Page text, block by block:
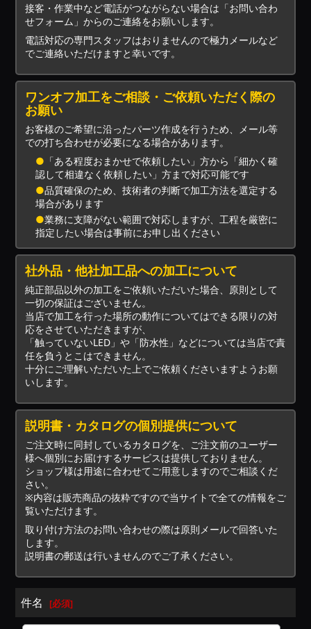
接客・作業中など電話がつながらない場合は「お問い合わ
せフォーム」からのご連絡をお願いします。
電話対応の専門スタッフはおりませんので極力メールなど
でご連絡いただけますと幸いです。
ワンオフ加工をご相談・ご依頼いただく際の
お願い
お客様のご希望に沿ったパーツ作成を行うため、メール等
での打ち合わせが必要になる場合があります。
● 「ある程度おまかせで依頼したい」方から「細かく確
認して相違なく依頼したい」方まで対応可能です
●品質確保のため、技術者の判断で加工方法を選定する
場合があります
●業務に支障がない範囲で対応しますが、工程を厳密に
指定したい場合は事前にお申し出ください
社外品・他社加工品への加工について
純正部品以外の加工をご依頼いただいた場合、原則として
一切の保証はございません。
当店で加工を行った場所の動作についてはできる限りの対
応をさせていただきますが、
「触っていないLED」や「防水性」などについては当店で責
任を負うとこはできません。
十分にご理解いただいた上でご依頼くださいますようお願
いします。
説明書・カタログの個別提供について
ご注文時に同封しているカタログを、ご注文前のユーザー
様へ個別にお届けするサービスは提供しておりません。
ショップ様は用途に合わせてご用意しますのでご相談くだ
さい。
※内容は販売商品の抜粋ですので当サイトで全ての情報をご
覧いただけます。
取り付け方法のお問い合わせの際は原則メールで回答いた
します。
説明書の郵送は行いませんのでご了承ください。
件名 [必須]